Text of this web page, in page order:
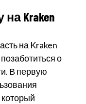
Kraken
на Kraken
о
В первую